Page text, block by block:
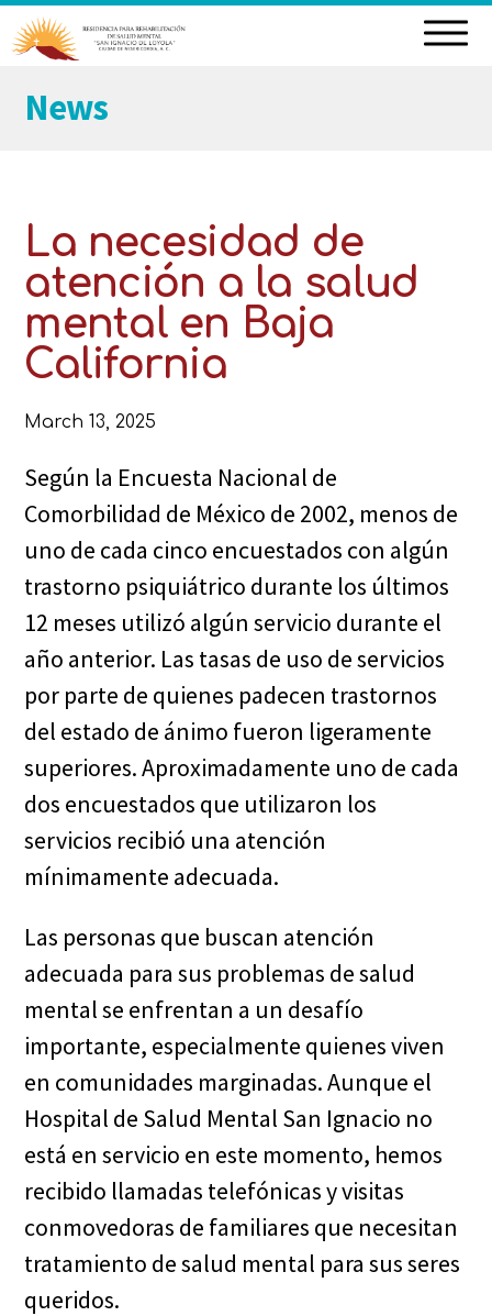
News
La necesidad de
atención a la salud
mental en Baja
California
March 13, 2025
Según la Encuesta Nacional de
Comorbilidad de México de 2002, menos de
uno de cada cinco encuestados con algún
trastorno psiquiátrico durante los últimos
12 meses utilizó algún servicio durante el
año anterior. Las tasas de uso de servicios
por parte de quienes padecen trastornos
del estado de ánimo fueron ligeramente
superiores. Aproximadamente uno de cada
dos encuestados que utilizaron los
servicios recibió una atención
mínimamente adecuada.
Las personas que buscan atención
adecuada para sus problemas de salud
mental se enfrentan a un desafío
importante, especialmente quienes viven
en comunidades marginadas. Aunque el
Hospital de Salud Mental San Ignacio no
está en servicio en este momento, hemos
recibido llamadas telefónicas y visitas
conmovedoras de familiares que necesitan
tratamiento de salud mental para sus seres
queridos.